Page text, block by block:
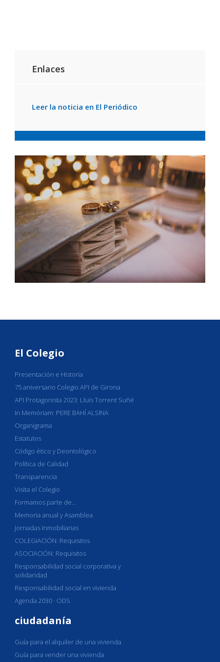
Enlaces
Leer la noticia en El Periódico
El Colegio
Presentación e Historia
75 aniversario Colegio API de Girona
API Protagonista 2023: Lluís Torrent Suñé
In Memòriam: PERE BAHÍ ALSINA
Organigrama
Estatutos
Código ético y Deontológico
Política de Calidad
Transparencia
Visita el Colegio
Formamos parte de...
Memoria anual y Asamblea
Jornadas Inmobiliarias
COLEGIACIÓN: Requisitos
ASOCIACIÓN: Requisitos
Responsabilidad social corporativa y
solidaridad
Responsabilidad social en vivienda
Agenda 2030 · ODS
ciudadanía
Guía para el alquiler de una vivienda
Guía para vender una vivienda